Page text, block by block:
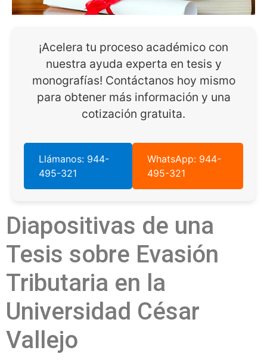
¡Acelera tu proceso académico con
nuestra ayuda experta en tesis y
monografías! Contáctanos hoy mismo
para obtener más información y una
cotización gratuita.
Llámanos: 944-
495-321
WhatsApp: 944-
495-321
Diapositivas de una
Tesis sobre Evasión
Tributaria en la
Universidad César
Vallejo